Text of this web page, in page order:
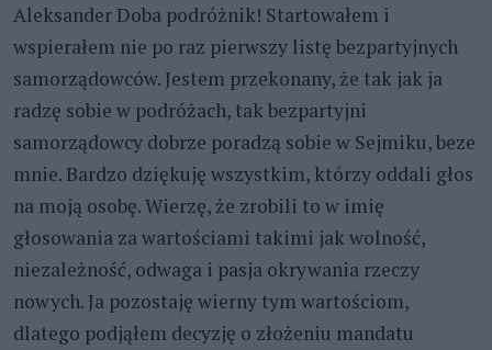
Aleksander Doba podróżnik! Startowałem i
wspierałem nie po raz pierwszy listę bezpartyjnych
samorządowców. Jestem przekonany, że tak jak ja
radzę sobie w podróżach, tak bezpartyjni
samorządowcy dobrze poradzą sobie w Sejmiku, beze
mnie. Bardzo dziękuję wszystkim, którzy oddali głos
na moją osobę. Wierzę, że zrobili to w imię
głosowania za wartościami takimi jak wolność,
niezależność, odwaga i pasja okrywania rzeczy
nowych. Ja pozostaję wierny tym wartościom,
dlatego podjąłem decyzję o złożeniu mandatu